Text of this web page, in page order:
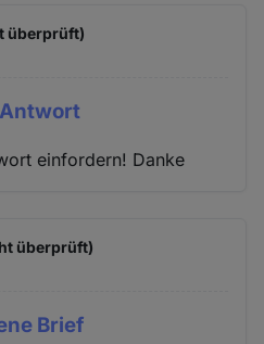
überprüft)
einfordern! Danke
überprüft)
Brief